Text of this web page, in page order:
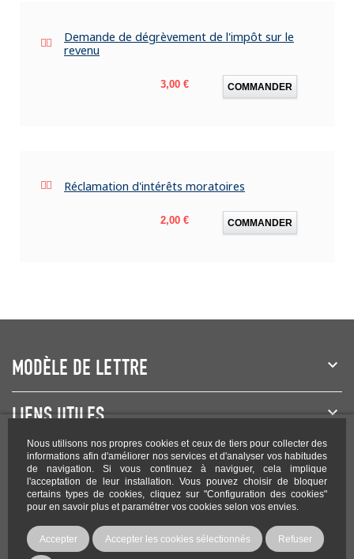
Nous utilisons nos propres cookies et ceux de tiers pour collecter des
informations afin d'améliorer nos services et d'analyser vos habitudes
de navigation. Si vous continuez à naviguer, cela implique
l'acceptation de leur installation. Vous pouvez choisir de bloquer
certains types de cookies, cliquez sur "Configuration des cookies"
pour en savoir plus et paramétrer vos cookies selon vos envies.
Accepter Accepter les cookies sélectionnés Refuser
Demande de dégrèvement de l'impôt sur le
revenu
Prix
3,00 € COMMANDER
Réclamation d'intérêts moratoires
Prix
2,00 € COMMANDER
MODÈLE DE LETTRE
LIENS UTILES
NEWSLETTER